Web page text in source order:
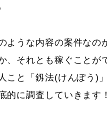
ような内容の案件なの
、それとも稼ぐことが
こと「釼法(けんぽう)
的に調査していきます！